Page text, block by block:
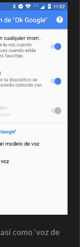
como ‘voz de